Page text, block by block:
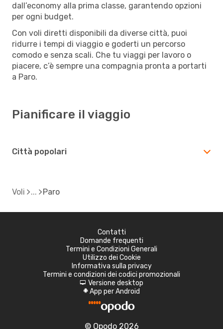
dall’economy alla prima classe, garantendo opzioni
per ogni budget.
Con voli diretti disponibili da diverse città, puoi
ridurre i tempi di viaggio e goderti un percorso
comodo e senza scali. Che tu viaggi per lavoro o
piacere, c’è sempre una compagnia pronta a portarti
a Paro.
Pianificare il viaggio
Città popolari
Voli Paro
Contatti
Domande frequenti
Termini e Condizioni Generali
Utilizzo dei Cookie
Informativa sulla privacy
Termini e condizioni dei codici promozionali
d Versione desktop
A App per Android
© Opodo 2026